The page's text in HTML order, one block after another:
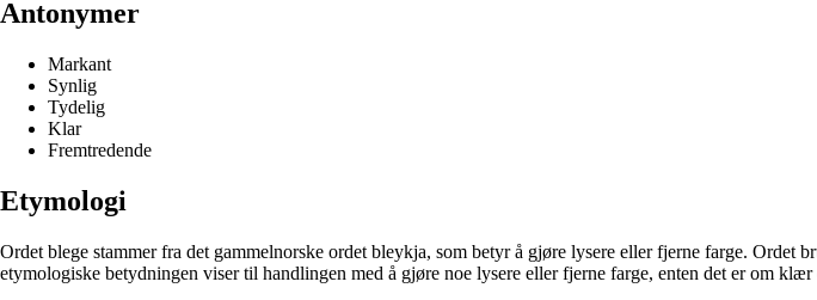
Antonymer
Markant
Synlig
Tydelig
Klar
Fremtredende
Etymologi
Ordet blege stammer fra det gammelnorske ordet bleykja, som betyr å gjøre lysere eller fjerne farge.
etymologiske betydningen viser til handlingen med å gjøre noe lysere eller fjerne farge, enten det er om klær